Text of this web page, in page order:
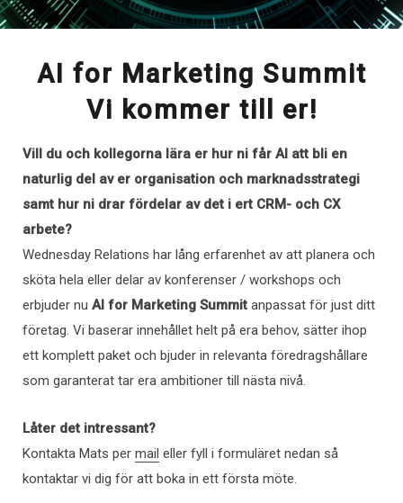
AI for Marketing Summit
Vi kommer till er!
Vill du och kollegorna lära er hur ni får AI att bli en
naturlig del av er organisation och marknadsstrategi
samt hur ni drar fördelar av det i ert CRM- och CX
arbete?
Wednesday Relations har lång erfarenhet av att planera och
sköta hela eller delar av konferenser / workshops och
erbjuder nu AI for Marketing Summit anpassat för just ditt
företag. Vi baserar innehållet helt på era behov, sätter ihop
ett komplett paket och bjuder in relevanta föredragshållare
som garanterat tar era ambitioner till nästa nivå.
Låter det intressant?
Kontakta Mats per mail eller fyll i formuläret nedan så
kontaktar vi dig för att boka in ett första möte.